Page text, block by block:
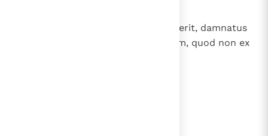
Qui autem discernit si manducaverit, damnatus
est, quia non ex fide; omne autem, quod non ex